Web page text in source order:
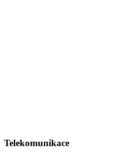
Telekomunikace